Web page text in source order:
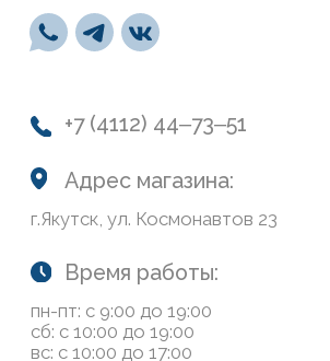
Сайт носит информационный характер и не является
ООО «Современный дом», ОГРН 1111435007265.
Политика конфиденциальности
Обратная связь
Разработка сайта
О нас
Колеровка
Возврат товаров